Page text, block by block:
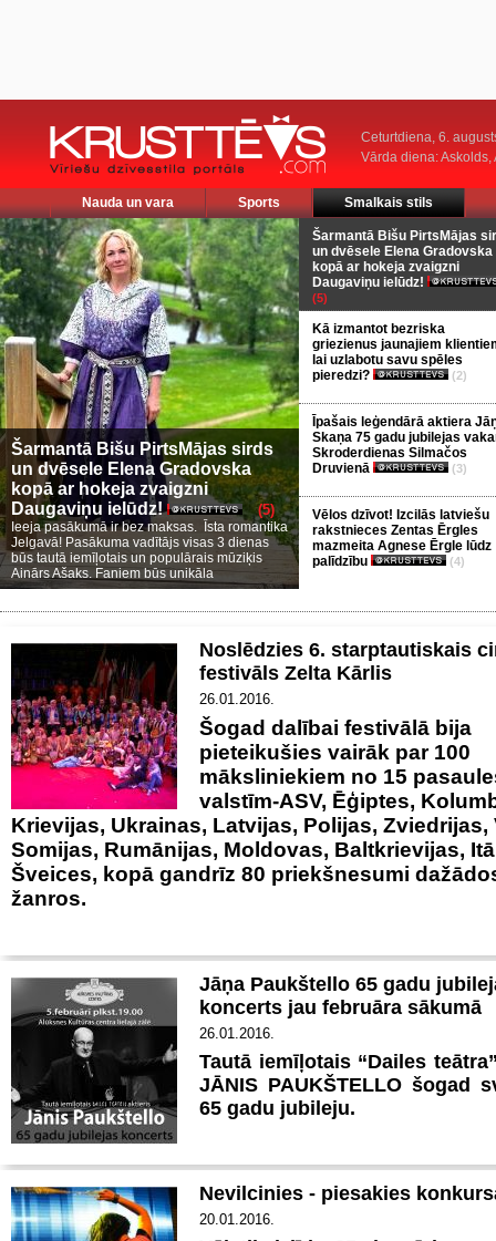
Ceturtdiena, 6.
Vārda diena: Askolds,
Nauda un vara Sports Smalkais stils
Šarmantā Bišu PirtsMājas sirds
un dvēsele Elena Gradovska
kopā ar hokeja zvaigzni
Daugaviņu ielūdz!
(5)
Ieeja pasākumā ir bez maksas. Īsta romantika
Jelgavā! Pasākuma vadītājs visas 3 dienas
būs tautā iemīļotais un populārais mūziķis
Ainārs Ašaks. Faniem būs unikāla
Šarmantā Bišu PirtsMājas
un dvēsele Elena Gradovska
kopā ar hokeja zvaigzni
Daugaviņu ielūdz!
(5)
Kā izmantot bezriska
griezienus jaunajiem
lai uzlabotu savu spēles
pieredzi?
(2)
Īpašais leģendārā aktiera
Skaņa 75 gadu jubilejas
Skroderdienas Silmačos
Druvienā
(3)
Vēlos dzīvot! Izcilās latviešu
rakstnieces Zentas Ērgles
mazmeita Agnese Ērgle lūdz
palīdzību
(4)
Noslēdzies 6. starptautiskais
festivāls Zelta Kārlis
26.01.2016.
Šogad dalībai festivālā bija
pieteikušies vairāk par 100
māksliniekiem no 15
valstīm-ASV, Ēģiptes,
Krievijas, Ukrainas, Latvijas, Polijas, Zviedrijas,
Somijas, Rumānijas, Moldovas, Baltkrievijas,
Šveices, kopā gandrīz 80 priekšnesumi
žanros.
Jāņa Paukštello 65 gadu
koncerts jau februāra sākumā
26.01.2016.
Tautā iemīļotais “Dailes
JĀNIS PAUKŠTELLO šogad
65 gadu jubileju.
Nevilcinies - piesakies
20.01.2016.